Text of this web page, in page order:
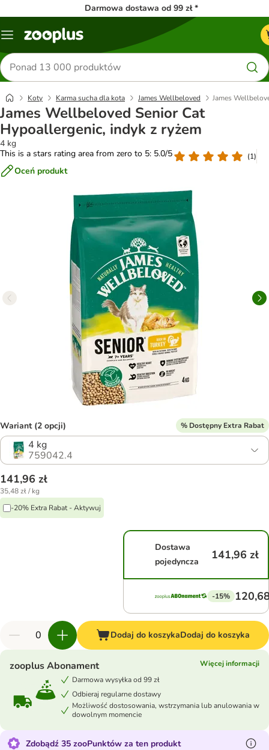
Darmowa dostawa od 99 zł *
Menu
Szukaj
produktów
Koty Karma sucha dla kota James Wellbeloved James
James Wellbeloved Senior Cat
Hypoallergenic, indyk z ryżem
4 kg
This is a stars rating area from zero to 5: 5.0/5
(1)
Oceń produkt
Wariant (2 opcji) % Dostępny Extra Rabat
4 kg
759042.4
141,96 zł
35,48 zł / kg
-20% Extra Rabat - Aktywuj
Dostawa
pojedyncza
141,96 zł
-15%
Dodaj do koszykaDodaj do koszyka
zooplus Abonament
Więcej informacji
Darmowa wysyłka od 99 zł
Odbieraj regularne dostawy
Możliwość dostosowania, wstrzymania lub anulowania w
dowolnym momencie
Zdobądź 35 zooPunktów za ten produkt